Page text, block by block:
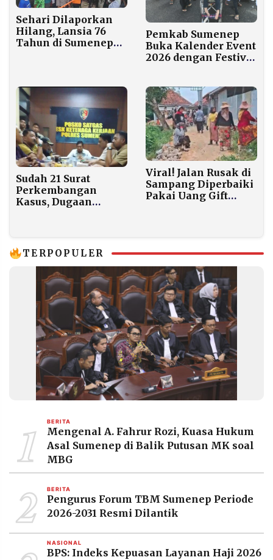
Sehari Dilaporkan
Hilang, Lansia 76
Tahun di Sumenep
Pemkab Sumenep
Buka Kalender Event
2026 dengan Festival
Sudah 21 Surat
Perkembangan
Kasus, Dugaan
Viral! Jalan Rusak di
Sampang Diperbaiki
Pakai Uang Gift
TERPOPULER
1 BERITA
Mengenal A. Fahrur Rozi, Kuasa Hukum
Asal Sumenep di Balik Putusan MK soal
MBG
2 BERITA
Pengurus Forum TBM Sumenep Periode
2026-2031 Resmi Dilantik
NASIONAL
BPS: Indeks Kepuasan Layanan Haji 2026